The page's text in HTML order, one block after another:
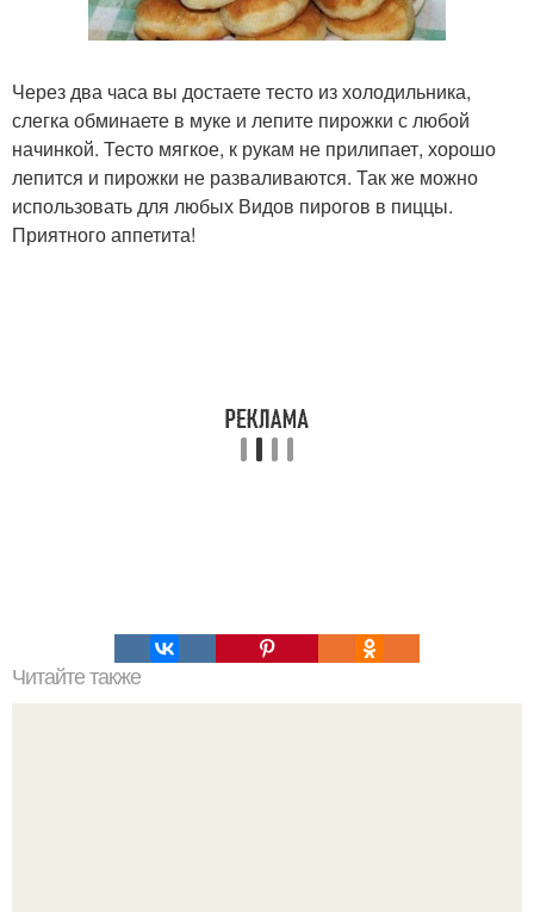
Через два часа вы достаете тесто из холодильника,
слегка обминаете в муке и лепите пирожки с любой
начинкой. Тесто мягкое, к рукам не прилипает, хорошо
лепится и пирожки не разваливаются. Так же можно
использовать для любых Видов пирогов в пиццы.
Приятного аппетита!
Читайте также